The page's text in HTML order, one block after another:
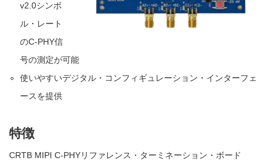
v2.0シンボ
ル・レート
のC-PHY信
号の測定が可能
使いやすいデジタル・コンフィギュレーション・インターフェ
ースを提供
特徴
CRTB MIPI C-PHYリファレンス・ターミネーション・ボード